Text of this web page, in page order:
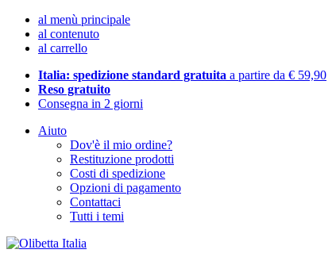
al menù principale
al contenuto
al carrello
Italia: spedizione standard gratuita a partire da € 59,90
Reso gratuito
Consegna in 2 giorni
Aiuto
Dov'è il mio ordine?
Restituzione prodotti
Costi di spedizione
Opzioni di pagamento
Contattaci
Tutti i temi